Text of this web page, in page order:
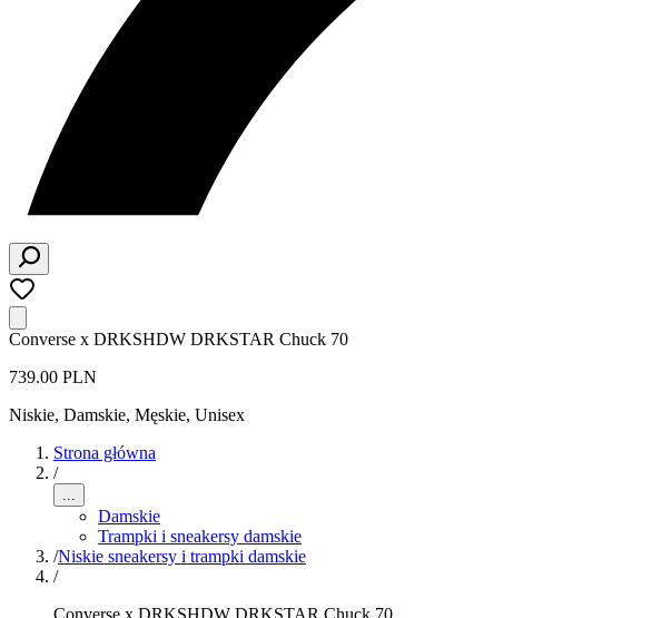
Converse x DRKSHDW DRKSTAR Chuck 70
739.00 PLN
Niskie, Damskie, Męskie, Unisex
Strona główna
/
...
Damskie
Trampki i sneakersy damskie
/Niskie sneakersy i trampki damskie
/
Converse x DRKSHDW DRKSTAR Chuck 70